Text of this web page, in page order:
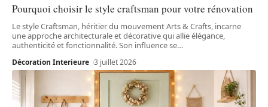
Pourquoi choisir le style craftsman pour votre rénovation
Le style Craftsman, héritier du mouvement Arts & Crafts, incarne
une approche architecturale et décorative qui allie élégance,
authenticité et fonctionnalité. Son influence se…
Décoration Interieure 3 juillet 2026